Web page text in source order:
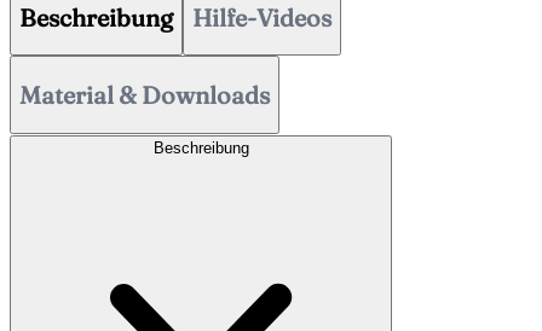
Beschreibung Hilfe-Videos
Material & Downloads
Beschreibung